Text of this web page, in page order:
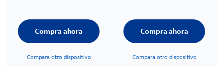
Compra ahora
Compara otro dispositivo
Compra ahora
Compara otro dispositivo